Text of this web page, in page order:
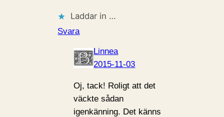
Laddar in …
Svara
Linnea
2015-11-03
Oj, tack! Roligt att det
väckte sådan
igenkänning. Det känns